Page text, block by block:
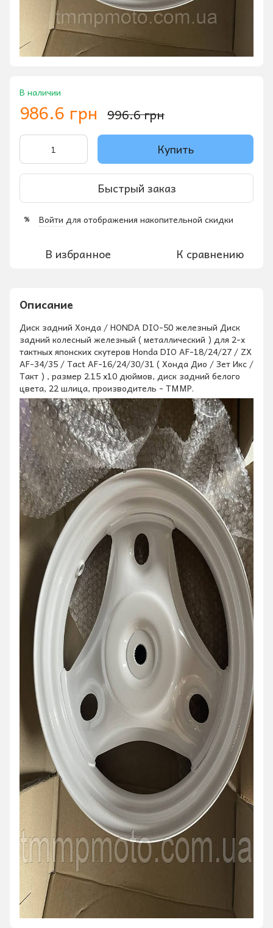
В наличии
986.6 грн 996.6 грн
Купить
Быстрый заказ
% Войти для отображения накопительной скидки
В избранное К сравнению
Описание
Диск задний Хонда / HONDA DIO-50 железный Диск
задний колесный железный ( металлический ) для 2-х
тактных японских скутеров Honda DIO AF-18/24/27 / ZX
AF-34/35 / Tact AF-16/24/30/31 ( Хонда Дио / Зет Икс /
Такт ) , размер 2.15 x10 дюймов, диск задний белого
цвета, 22 шлица, производитель - TMMP.